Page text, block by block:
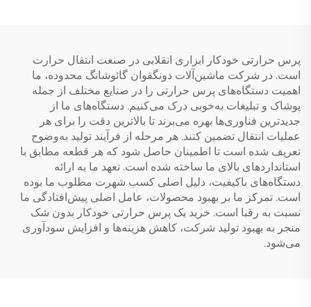
DTF برای چاپ روی
تی‌شرت
پرس حرارتی خودکار ابزاری انقلابی در صنعت انتقال حرارت
است. در شرکت ماشین‌آلات دونگقوان گائوشانگ محدوده، ما
اهمیت دستگاه‌های پرس حرارتی را در صنایع مختلف از جمله
پوشاک و تبلیغات به‌خوبی درک می‌کنیم. دستگاه‌های ما از
جدیدترین فناوری‌ها بهره می‌برند تا بالاترین دقت را برای هر
عملیات انتقال تضمین کنند. هر مرحله از فرآیند تولید به‌وضوح
تعریف شده است تا اطمینان حاصل شود که هر قطعه مطابق با
استانداردهای بالای ما ساخته شده است. تعهد ما به ارائه
دستگاه‌های باکیفیت، دلیل اصلی کسب شهرت مطلوب ما بوده
است. تمرکز ما بر بهبود محصولات، عامل اصلی پیش‌افتادگی ما
نسبت به رقبا است. خرید یک پرس حرارتی خودکار بدون شک
منجر به بهبود تولید شرکت، کاهش هزینه‌ها و افزایش سودآوری
می‌شود.